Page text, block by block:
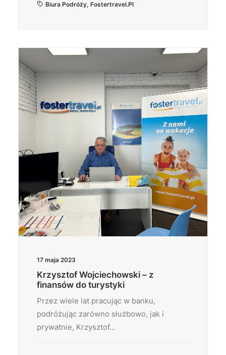
Biura Podróży, Fostertravel.pl
17 maja 2023
Krzysztof Wojciechowski – z
finansów do turystyki
Przez wiele lat pracując w banku,
podróżując zarówno służbowo, jak i
prywatnie, Krzysztof…